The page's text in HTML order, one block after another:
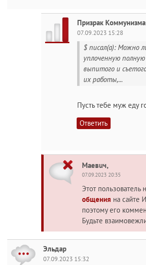
Призрак Коммунизма
07.09.2023 15:28
$ писал(а): Можно
уплоченную
выпитого и
их работы,...
Пусть тебе муж еду
Ответить
Maeвuч,
07.09.2023 20:35
Этот пользователь
общения на сайте
поэтому его
Будьте
Эльдар
07.09.2023 15:32